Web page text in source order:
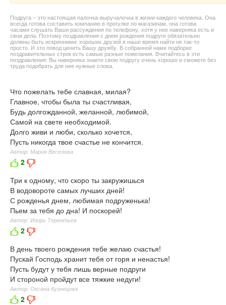
Подруга – это настоящая палочка-выручалочка в жизни каждого человека. Она
всегда готова составить компанию в прогулке по магазинам, она готова
часами слушать Ваши рассуждения по телефону, хотя у нее наверняка есть и
свои дела. Поэтому поздравления с днем рождения подруге обязательно
должны быть искренними: хороших друзей в наше время найти не так-то
просто. И это повод ценить Вашу дружбу. В собранной нами подборке
поздравительных строк есть самые разные пожелания. Вчитайтесь в эти
поздравления: Вы наверняка знаете свою подругу очень хорошо и сможете без
труда подобрать для нее нужные слова.
Что пожелать тебе славная, милая?
Главное, чтобы была ты счастливая,
Будь долгожданной, желанной, любимой,
Самой на свете необходимой.
Долго живи и люби, сколько хочется,
Пусть никогда твое счастье не кончится.
Автор: Мария Веселова
2
Три к одному, что скоро ты закружишься
В водовороте самых лучших дней!
С рожденья днем, любимая подруженька!
Пьем за тебя до дна! И поскорей!
Автор: Игорь Терентьев
2
В день твоего рождения тебе желаю счастья!
Пускай Господь хранит тебя от горя и ненастья!
Пусть будут у тебя лишь верные подруги
И стороной пройдут все тяжкие недуги!
Автор: Оксана Кузнецова
2